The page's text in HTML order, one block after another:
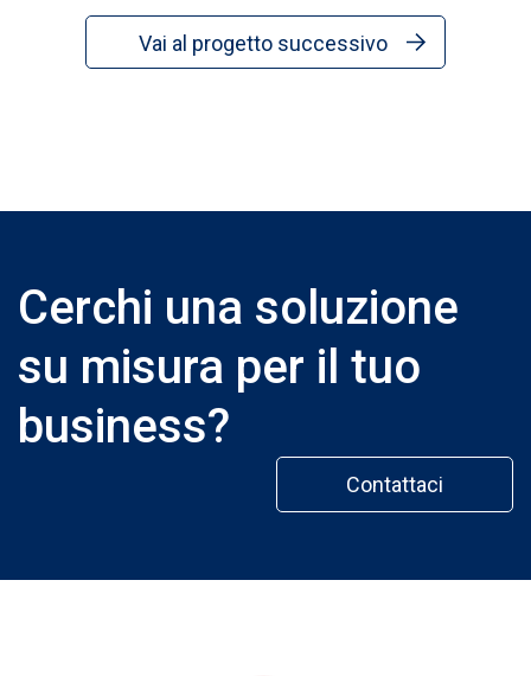
Vai al progetto successivo
Cerchi una soluzione
su misura per il tuo
business?
Contattaci